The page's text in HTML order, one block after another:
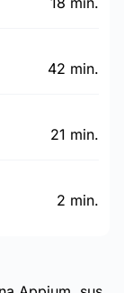
42 min.
21 min.
2 min.